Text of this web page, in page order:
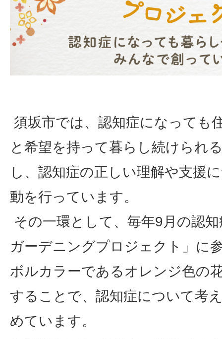
須坂市では、認知症になっても
と希望を持って暮らし続けられ
し、認知症の正しい理解や支援
動を行っています。
その一環として、毎年9月の認
ガーデニングプロジェクト」に
ボルカラーであるオレンジ色の
することで、認知症について考
めています。